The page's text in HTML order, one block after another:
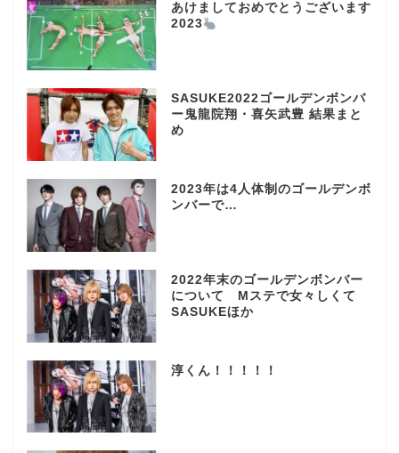
あけましておめでとうございます
2023
SASUKE2022ゴールデンボンバ
ー鬼龍院翔・喜矢武豊 結果まと
め
2023年は4人体制のゴールデンボ
ンバーで…
2022年末のゴールデンボンバー
について Mステで女々しくて
SASUKEほか
淳くん！！！！！